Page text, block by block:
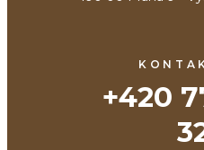
+420